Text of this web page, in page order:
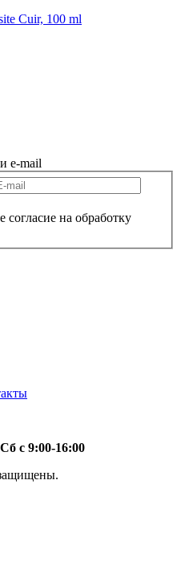
Cuir, 100 ml
e-mail
на обработку
с 9:00-16:00